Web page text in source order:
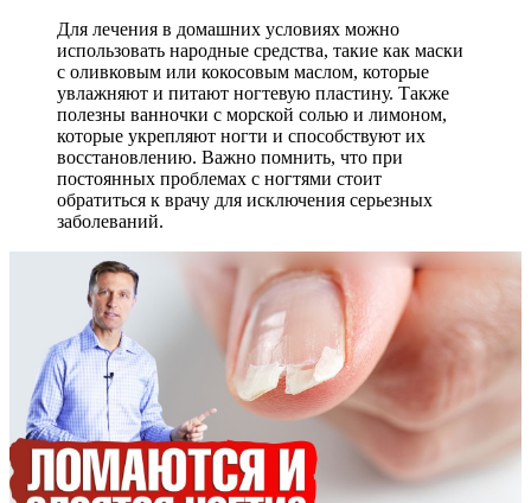
Для лечения в домашних условиях можно
использовать народные средства, такие как маски
с оливковым или кокосовым маслом, которые
увлажняют и питают ногтевую пластину. Также
полезны ванночки с морской солью и лимоном,
которые укрепляют ногти и способствуют их
восстановлению. Важно помнить, что при
постоянных проблемах с ногтями стоит
обратиться к врачу для исключения серьезных
заболеваний.